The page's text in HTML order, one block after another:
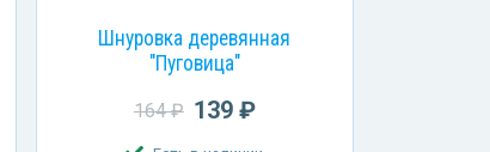
Шнуровка деревянная
"Пуговица"
164 ₽ 139 ₽